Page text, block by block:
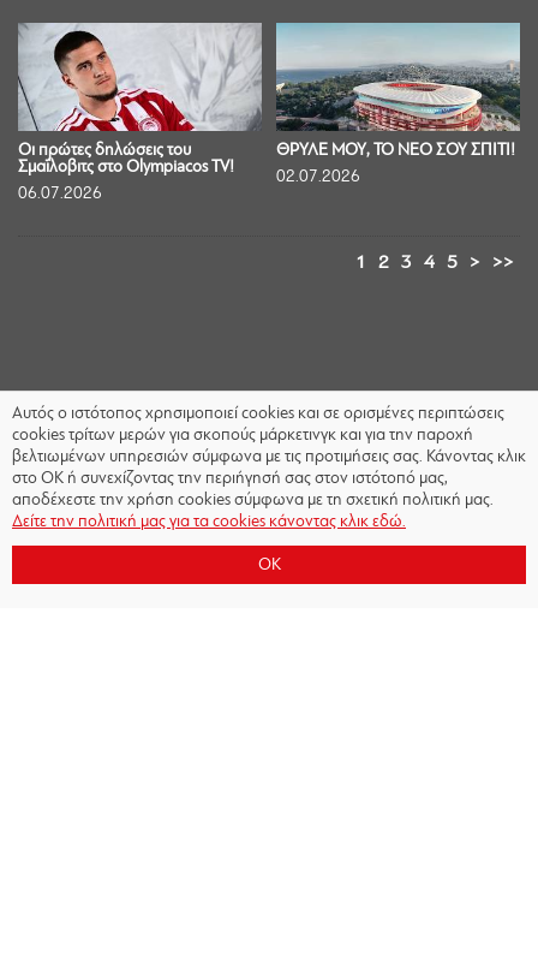
Οι πρώτες δηλώσεις του
Σμαΐλοβιτς στο Olympiacos TV!
06.07.2026
ΘΡΥΛΕ ΜΟΥ, ΤΟ ΝΕΟ ΣΟΥ ΣΠΙΤΙ!
02.07.2026
1 2 3 4 5 > >>
Αυτός ο ιστότοπος χρησιμοποιεί cookies και σε ορισμένες περιπτώσεις
cookies τρίτων μερών για σκοπούς μάρκετινγκ και για την παροχή
βελτιωμένων υπηρεσιών σύμφωνα με τις προτιμήσεις σας. Κάνοντας κλικ
στο OK ή συνεχίζοντας την περιήγησή σας στον ιστότοπό μας,
αποδέχεστε την χρήση cookies σύμφωνα με τη σχετική πολιτική μας.
Δείτε την πολιτική μας για τα cookies κάνοντας κλικ εδώ.
OK